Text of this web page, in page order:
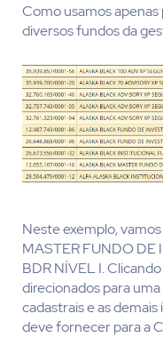
Como usamos
diversos fundos da
Neste exemplo,
MASTER FUNDO DE
BDR NÍVEL I.
direcionados para
cadastrais e as
deve fornecer para a